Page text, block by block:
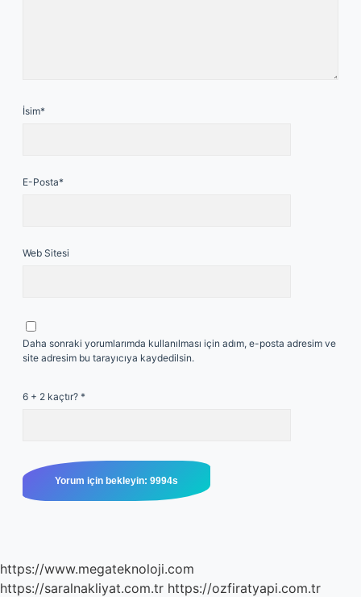
İsim*
E-Posta*
Web Sitesi
Daha sonraki yorumlarımda kullanılması için adım, e-posta adresim ve
site adresim bu tarayıcıya kaydedilsin.
6 + 2 kaçtır? *
https://www.megateknoloji.com
https://saralnakliyat.com.tr https://ozfiratyapi.com.tr